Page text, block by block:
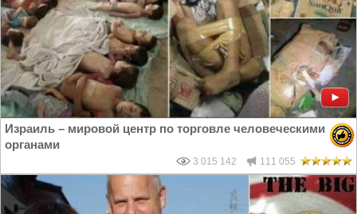
Израиль – мировой центр по торговле человеческими
органами
3 015 142 111 055